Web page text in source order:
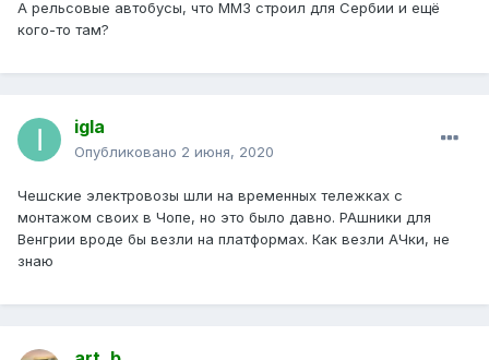
А рельсовые автобусы, что ММЗ строил для Сербии и ещё
кого-то там?
igla
Опубликовано 2 июня, 2020
Чешские электровозы шли на временных тележках с
монтажом своих в Чопе, но это было давно. РАшники для
Венгрии вроде бы везли на платформах. Как везли АЧки, не
знаю